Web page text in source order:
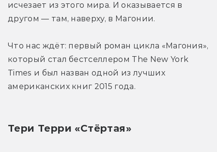
исчезает из этого мира. И оказывается в
другом — там, наверху, в Магонии.
Что нас ждёт: первый роман цикла «Магония»,
который стал бестселлером The New York
Times и был назван одной из лучших
американских книг 2015 года.
Тери Терри «Стёртая»